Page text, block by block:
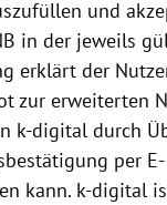
und
in der jeweils
erklärt der
zur erweiterten
k-digital durch
per
kann. k-digital